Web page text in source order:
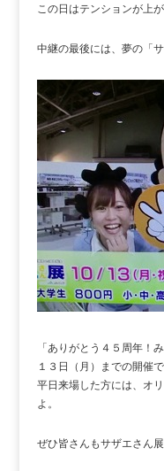
この日はテンションが上
中継の最後には、夢の「
「ありがとう４５周年！
１３日（月）までの開催で
平日来場した方には、オ
よ。
ぜひ皆さんもサザエさん